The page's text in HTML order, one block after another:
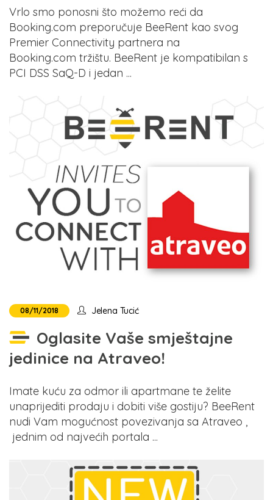
Vrlo smo ponosni što možemo reći da
Booking.com preporučuje BeeRent kao svog
Premier Connectivity partnera na
Booking.com tržištu. BeeRent je kompatibilan s
PCI DSS SaQ-D i jedan ...
08/11/2018 Jelena Tucić
Oglasite Vaše smještajne
jedinice na Atraveo!
Imate kuću za odmor ili apartmane te želite
unaprijediti prodaju i dobiti više gostiju? BeeRent
nudi Vam mogućnost povezivanja sa Atraveo ,
jednim od najvećih portala ...